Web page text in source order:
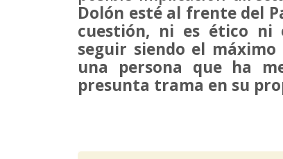
Dolón esté al frente del
cuestión, ni es ético ni
seguir siendo el
una persona que ha
presunta trama en su